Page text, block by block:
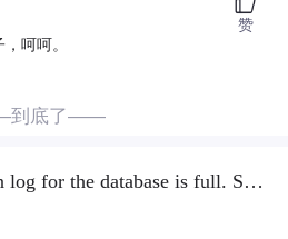
呵呵。
赞
底了——
for the database is full. SQLSTATE=